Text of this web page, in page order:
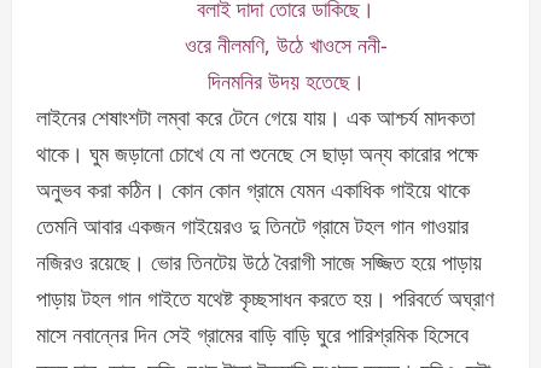
বলাই দাদা তোরে ডাকিছে।
ওরে নীলমণি, উঠে খাওসে ননী-
দিনমনির উদয় হতেছে।
লাইনের শেষাংশটা লম্বা করে টেনে গেয়ে যায়। এক আশ্চর্য মাদকতা
থাকে। ঘুম জড়ানো চোখে যে না শুনেছে সে ছাড়া অন্য কারোর পক্ষে
অনুভব করা কঠিন। কোন কোন গ্রামে যেমন একাধিক গাইয়ে থাকে
তেমনি আবার একজন গাইয়েরও দু তিনটে গ্রামে টহল গান গাওয়ার
নজিরও রয়েছে। ভোর তিনটেয় উঠে বৈরাগী সাজে সজ্জিত হয়ে পাড়ায়
পাড়ায় টহল গান গাইতে যথেষ্ট কৃচ্ছসাধন করতে হয়। পরিবর্তে অঘ্রাণ
মাসে নবান্নের দিন সেই গ্রামের বাড়ি বাড়ি ঘুরে পারিশ্রমিক হিসেবে